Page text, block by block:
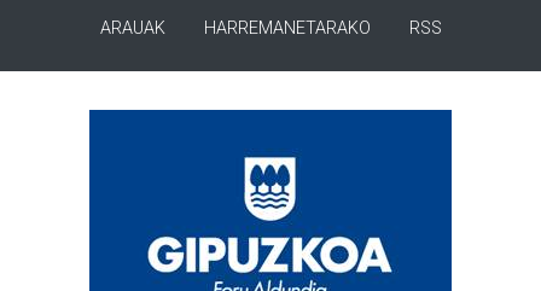
ARAUAK HARREMANETARAKO RSS